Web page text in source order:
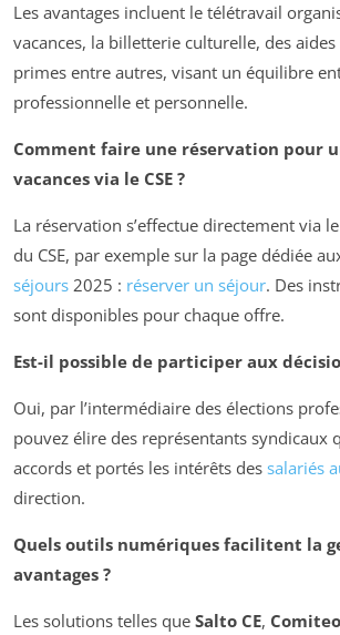
Les avantages incluent le télétravail
vacances, la billetterie culturelle, des
primes entre autres, visant un équilibre
professionnelle et personnelle.
Comment faire une réservation pour
vacances via le CSE ?
La réservation s’effectue directement via
du CSE, par exemple sur la page dédiée
séjours 2025 : réserver un séjour. Des
sont disponibles pour chaque offre.
Est-il possible de participer aux
Oui, par l’intermédiaire des élections
pouvez élire des représentants syndicaux
accords et portés les intérêts des salariés
direction.
Quels outils numériques facilitent la
avantages ?
Les solutions telles que Salto CE, Comiteo